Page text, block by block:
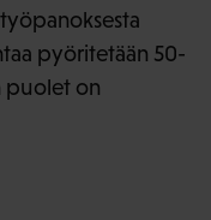
pyöritetään 50-
puolet on